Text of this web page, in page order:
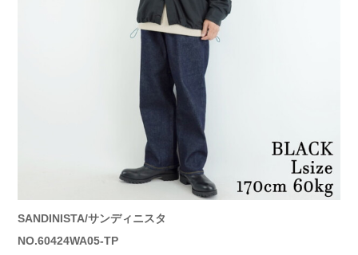
SANDINISTA/サンディニスタ
NO.60424WA05-TP